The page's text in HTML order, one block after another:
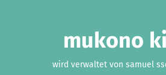
mukono
wird verwaltet von samuel